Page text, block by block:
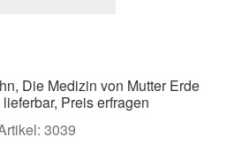
Die Medizin von Mutter Erde
Preis erfragen
3039